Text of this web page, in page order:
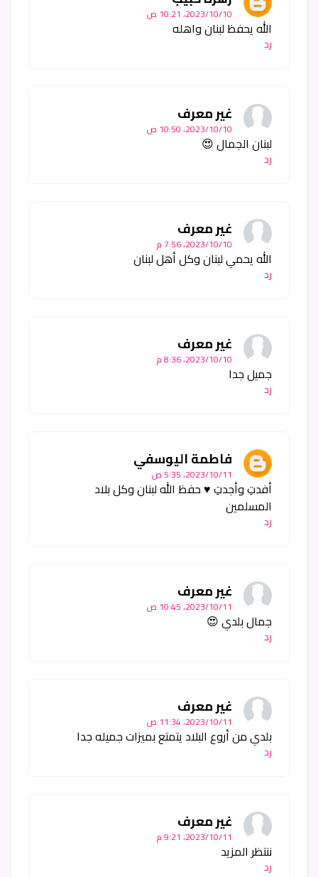
10‏/10‏/2023، 10:21 ص
الله يحفظ لبنان واهله
رد
غير معرف
10‏/10‏/2023، 10:50 ص
لبنان الجمال 😍
رد
غير معرف
10‏/10‏/2023، 7:56 م
الله يحمي لبنان وكل أهل لبنان
رد
غير معرف
10‏/10‏/2023، 8:36 م
جميل جدا
رد
فاطمة اليوسفي
11‏/10‏/2023، 5:35 ص
أفدتِ وأجدتِ ♥ حفظ الله لبنان وكل بلاد
المسلمين
رد
غير معرف
11‏/10‏/2023، 10:45 ص
جمال بلدي 😍
رد
غير معرف
11‏/10‏/2023، 11:34 ص
بلدي من أروع البلاد يتمتع بميزات جميله جدا
رد
غير معرف
11‏/10‏/2023، 9:21 م
ننتظر المزيد
رد